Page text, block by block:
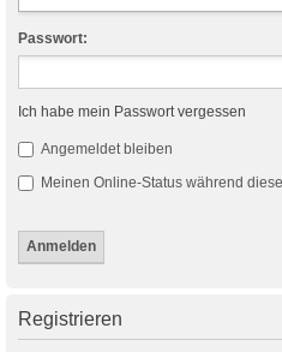
Passwort:
Ich habe mein Passwort vergessen
Angemeldet bleiben
Meinen Online-Status während
Registrieren